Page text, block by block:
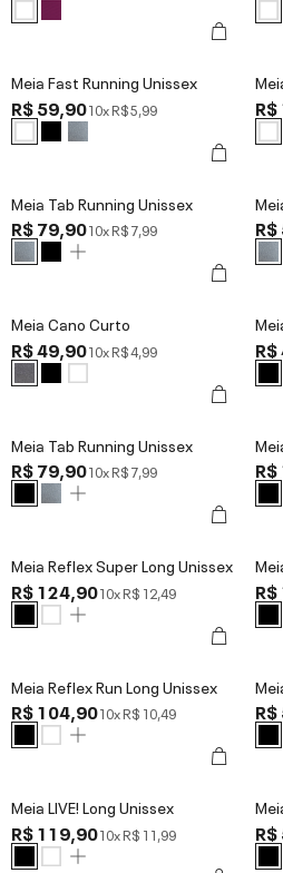
Meia Fast Running Unissex
R$ 59,9010xR$ 5,99
Meia Tab Running Unissex
R$ 79,9010xR$ 7,99
Meia Cano Curto
R$ 49,9010xR$ 4,99
Meia Tab Running Unissex
R$ 79,9010xR$ 7,99
Meia Reflex Super Long Unissex
R$ 124,9010xR$ 12,49
Meia Reflex Run Long Unissex
R$ 104,9010xR$ 10,49
Meia LIVE! Long Unissex
R$ 119,9010xR$ 11,99